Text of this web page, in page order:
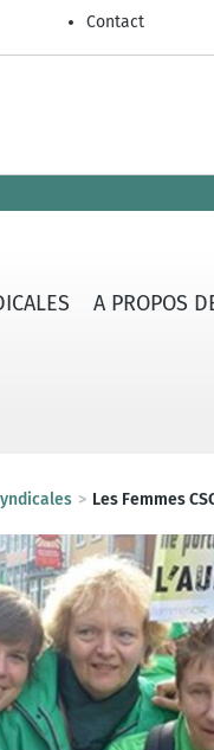
Contact
A PROPOS
Les Femmes